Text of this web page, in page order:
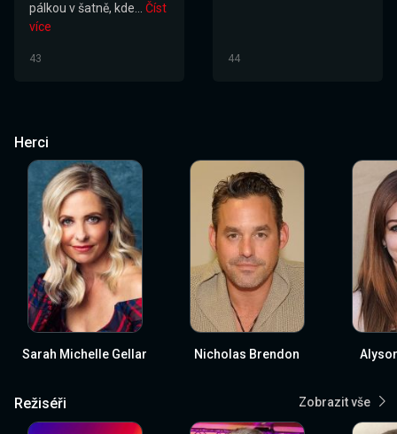
pálkou v šatně, kde...
Číst
více
43 44
Herci
Sarah Michelle Gellar Nicholas Brendon
Režiséři Zobrazit vše